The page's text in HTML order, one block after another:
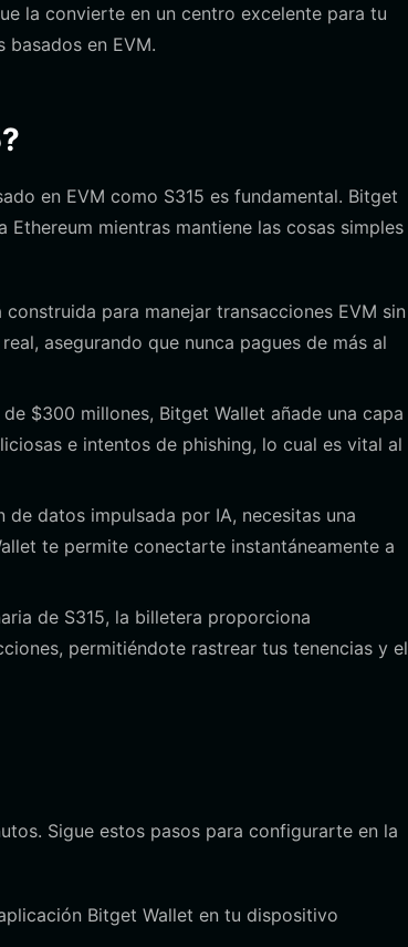
la convierte en un centro excelente para tu
en EVM.
en EVM como S315 es fundamental. Bitget
mientras mantiene las cosas simples
construida para manejar transacciones EVM sin
asegurando que nunca pagues de más al
$300 millones, Bitget Wallet añade una capa
e intentos de phishing, lo cual es vital al
datos impulsada por IA, necesitas una
te permite conectarte instantáneamente a
de S315, la billetera proporciona
permitiéndote rastrear tus tenencias y el
Sigue estos pasos para configurarte en la
Bitget Wallet en tu dispositivo